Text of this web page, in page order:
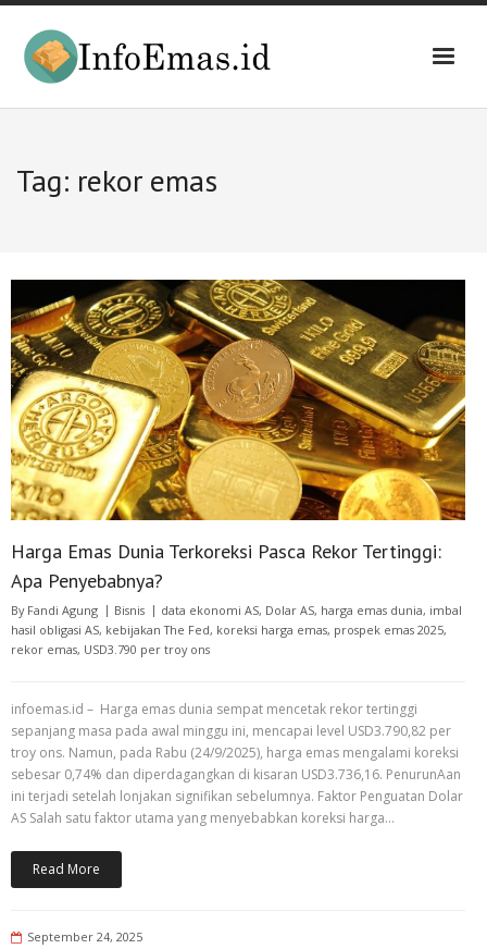
Skip
content
Tag: rekor emas
Harga Emas Dunia Terkoreksi Pasca Rekor Tertinggi:
Apa Penyebabnya?
By Fandi Agung Bisnis data ekonomi AS, Dolar AS, harga emas dunia, imbal
hasil obligasi AS, kebijakan The Fed, koreksi harga emas, prospek emas 2025,
rekor emas, USD3.790 per troy ons
infoemas.id – Harga emas dunia sempat mencetak rekor tertinggi
sepanjang masa pada awal minggu ini, mencapai level USD3.790,82 per
troy ons. Namun, pada Rabu (24/9/2025), harga emas mengalami koreksi
sebesar 0,74% dan diperdagangkan di kisaran USD3.736,16. PenurunAan
ini terjadi setelah lonjakan signifikan sebelumnya. Faktor Penguatan Dolar
AS Salah satu faktor utama yang menyebabkan koreksi harga…
Read More
September 24, 2025